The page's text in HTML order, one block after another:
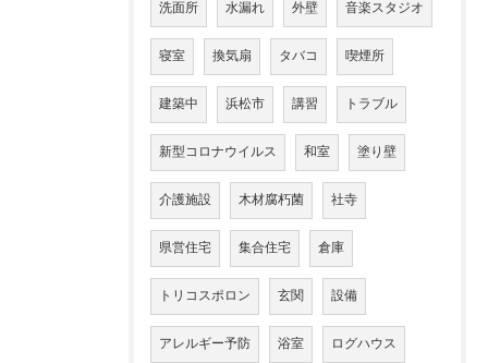
洗面所 水漏れ 外壁 音楽スタジオ
寝室 換気扇 タバコ 喫煙所
建築中 浜松市 講習 トラブル
新型コロナウイルス 和室 塗り壁
介護施設 木材腐朽菌 社寺
県営住宅 集合住宅 倉庫
トリコスポロン 玄関 設備
アレルギー予防 浴室 ログハウス